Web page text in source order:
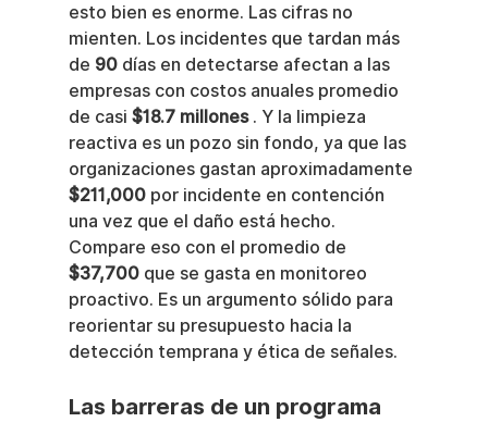
esto bien es enorme. Las cifras no
mienten. Los incidentes que tardan más
de 90 días en detectarse afectan a las
empresas con costos anuales promedio
de casi $18.7 millones . Y la limpieza
reactiva es un pozo sin fondo, ya que las
organizaciones gastan aproximadamente
$211,000 por incidente en contención
una vez que el daño está hecho.
Compare eso con el promedio de
$37,700 que se gasta en monitoreo
proactivo. Es un argumento sólido para
reorientar su presupuesto hacia la
detección temprana y ética de señales.
Las barreras de un programa